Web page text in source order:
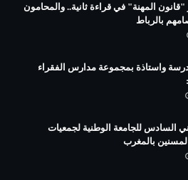
"قانون المهنة" في قراءة ثانية.. والمحامون
بالرباط
واستاذة بمجموعة مدارس الفقراء
السادس للجامعة الوطنية لجمعيات
بالمغرب